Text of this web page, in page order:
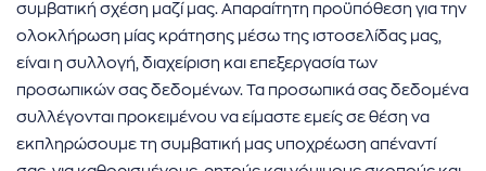
συμβατική σχέση μαζί μας. Απαραίτητη προϋπόθεση για την
ολοκλήρωση μίας κράτησης μέσω της ιστοσελίδας μας,
είναι η συλλογή, διαχείριση και επεξεργασία των
προσωπικών σας δεδομένων. Τα προσωπικά σας δεδομένα
συλλέγονται προκειμένου να είμαστε εμείς σε θέση να
εκπληρώσουμε τη συμβατική μας υποχρέωση απέναντί